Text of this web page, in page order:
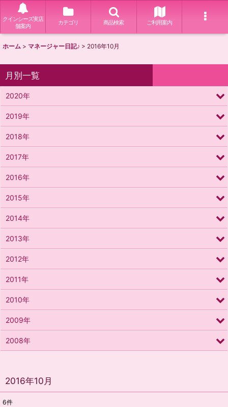
クインシーズ実店
舗案内
カテゴリ 商品検索 ご利用案内
ホーム > マネージャー日記♪ > 2016年10月
2016年10月
6件
月別一覧
2020年
2019年
2018年
2017年
2016年
2015年
2014年
2013年
2012年
2011年
2010年
2009年
2008年